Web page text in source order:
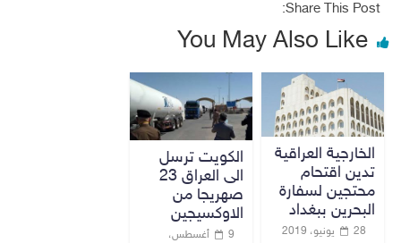
Share This Post:
You May Also Like
الخارجية العراقية
تدين اقتحام
محتجين لسفارة
البحرين ببغداد
28 يونيو، 2019
الكويت ترسل
الى العراق 23
صهريجا من
الاوكسيجين
9 أغسطس،